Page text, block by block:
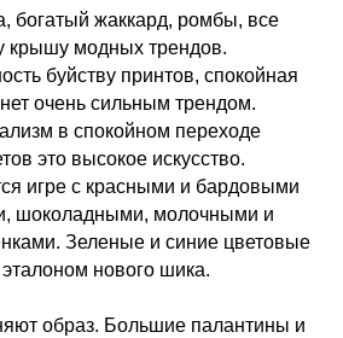
богатый жаккард, ромбы, все
крышу модных трендов.
буйству принтов, спокойная
очень сильным трендом.
в спокойном переходе
это высокое искусство.
игре с красными и бардовыми
шоколадными, молочными и
Зеленые и синие цветовые
нового шика.
образ. Большие палантины и